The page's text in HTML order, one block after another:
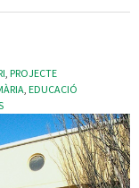
, PROJECTE
, EDUCACIÓ